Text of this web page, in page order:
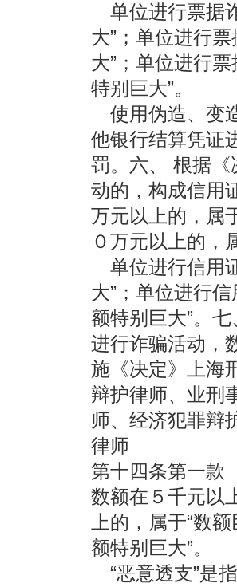
单位进行票据
大”；单位进行
大”；单位进行
特别巨大”。
使用伪造、变
他银行结算凭证
罚。六、 根据
动的，构成信用
万元以上的，属
０万元以上的，
单位进行信用
大”；单位进行
额特别巨大”。
进行诈骗活动，
施《决定》上海
辩护律师、业刑
师、经济犯罪辩
律师
第十四条第一款
数额在５千元以
上的，属于“数
额特别巨大”。
“恶意透支”是